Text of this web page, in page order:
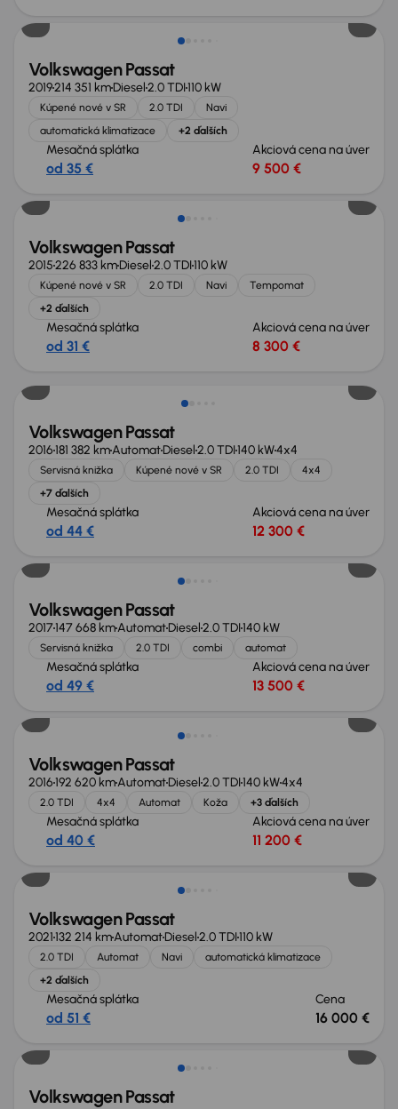
Volkswagen Passat
2019214 351 kmDiesel2.0 TDI110 kW
Kúpené nové v SR 2.0 TDI
Navi
automatická klimatizace
+2 ďalších
Mesačná splátka
od 35 €
Akciová cena na úver
9 500 €
Volkswagen Passat
2015226 833 kmDiesel2.0 TDI110 kW
Kúpené nové v SR 2.0 TDI Navi
Tempomat
+2 ďalších
Mesačná splátka
od 31 €
Akciová cena na úver
8 300 €
Volkswagen Passat
2016181 382 kmAutomatDiesel2.0 TDI140 kW4x4
Servisná knižka Kúpené nové v SR 2.0 TDI
4x4
+7 ďalších
Mesačná splátka
od 44 €
Akciová cena na úver
12 300 €
Zlacnené o 1 500 €
Volkswagen Passat
2017147 668 kmAutomatDiesel2.0 TDI140 kW
Servisná knižka 2.0 TDI combi automat
Mesačná splátka
od 49 €
Akciová cena na úver
13 500 €
Zlacnené o 1 800 €
Volkswagen Passat
2016192 620 kmAutomatDiesel2.0 TDI140 kW4x4
2.0 TDI 4x4 Automat Koža +3 ďalších
Mesačná splátka
od 40 €
Akciová cena na úver
11 200 €
Zlacnené o 1 500 €
Volkswagen Passat
2021132 214 kmAutomatDiesel2.0 TDI110 kW
2.0 TDI Automat Navi
automatická klimatizace
+2 ďalších
Mesačná splátka
od 51 €
Cena
16 000 €
Volkswagen Passat